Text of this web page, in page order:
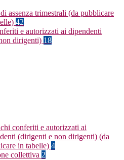
assenza trimestrali (da pubblicare
42
e autorizzati ai dipendenti
dirigenti) 18
conferiti e autorizzati ai
(dirigenti e non dirigenti) (da
in tabelle) 4
collettiva 2